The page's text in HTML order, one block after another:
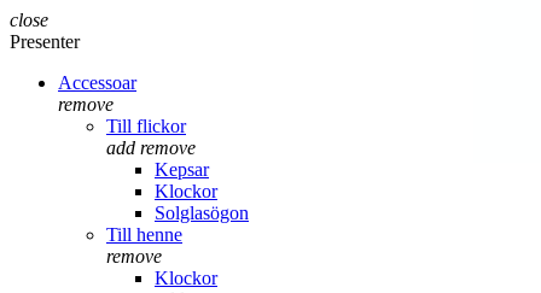
close
Presenter
Accessoar
remove
Till flickor
add remove
Kepsar
Klockor
Solglasögon
Till henne
remove
Klockor